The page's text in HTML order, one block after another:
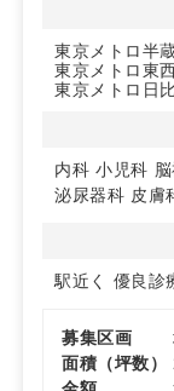
一次診療圏の
夜間約1.2万人
240人/日、眼
106人/日と医
底上げが期待で
地上1階のクリ
即入居可。募
科・眼科・耳
ビジネス街・1
すい物件です。
東京メトロ半
東京メトロ東
東京メトロ日
内科 小児科
泌尿器科 皮膚
駅近く
優良診
募集区画
面積（坪数）